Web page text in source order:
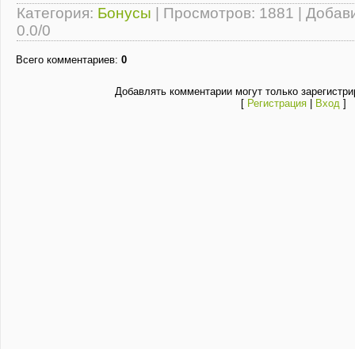
Категория: Бонусы Просмотров: 1881 |
0.0/0
Всего комментариев: 0
Добавлять комментарии могут только
[ Регистрация| Вход]